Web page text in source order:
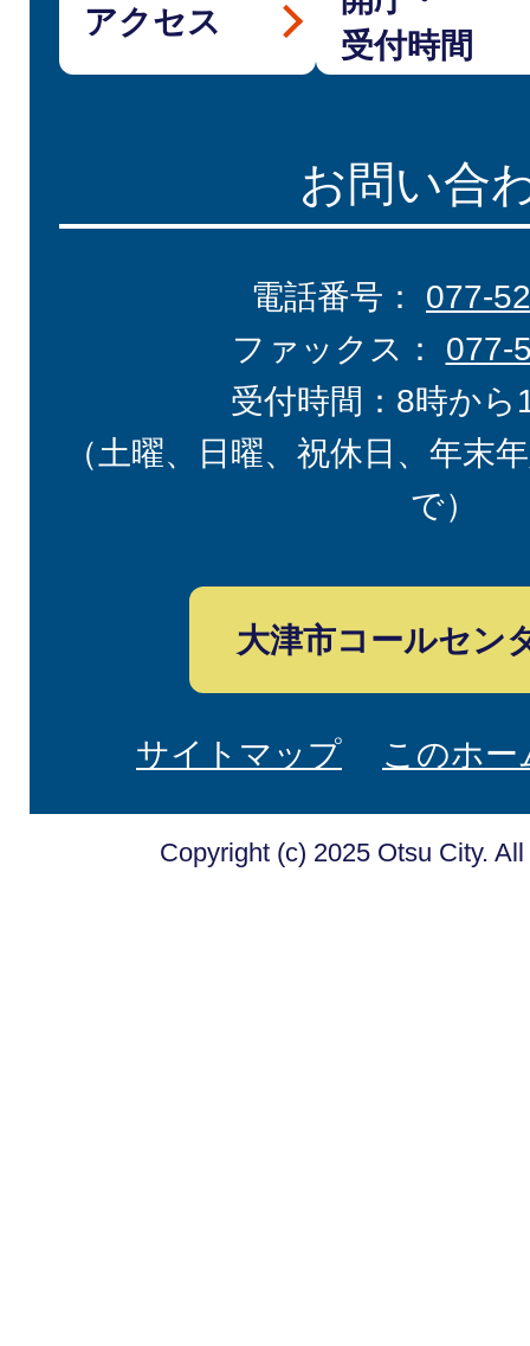
アクセス
受付時間
お問い合
電話番号： 077-
ファックス： 077-
受付時間：8時から
（土曜、日曜、祝休日、年末
で）
大津市コールセン
サイトマップ このホ
Copyright (c) 2025 Otsu City.